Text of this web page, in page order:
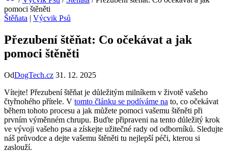
pomoci štěněti
Štěňata | Výcvik Psů
Přezubení štěňat: Co očekávat a jak
pomoci štěněti
OdDogTech.cz 31. 12. 2025
Vítejte! Přezubení štěňat je důležitým milníkem v životě vašeho
čtyřnohého přítele. V tomto článku se podíváme na to, co očekávat
během tohoto procesu a jak můžete pomoci vašemu štěněti při
prvním výměnném chrupu. Buďte připraveni na tento důležitý krok
ve vývoji vašeho psa a získejte užitečné rady od odborníků. Sledujte
náš průvodce a dejte vašemu štěněti tu nejlepší péči, kterou si
zaslouží.